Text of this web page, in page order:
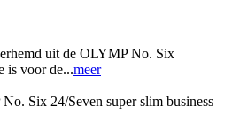
uit de OLYMP No. Six
is voor de...meer
Six 24/Seven super slim business